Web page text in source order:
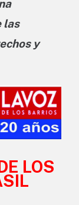
las
y
LOS